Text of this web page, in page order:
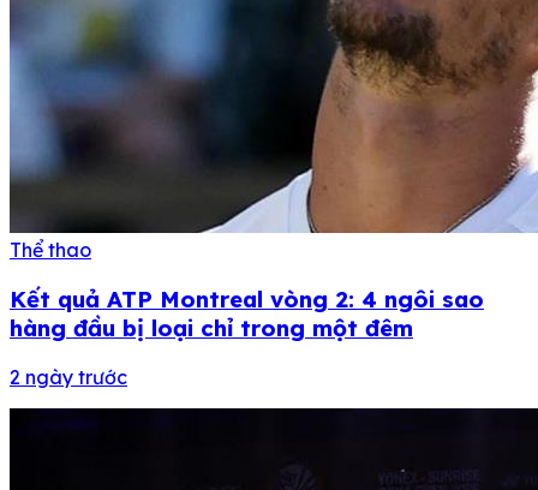
Thể thao
Kết quả ATP Montreal vòng 2: 4 ngôi sao
hàng đầu bị loại chỉ trong một đêm
2 ngày trước